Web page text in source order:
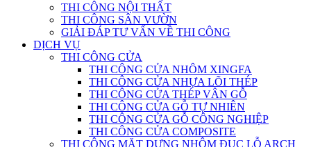
THI CÔNG NỘI THẤT
THI CÔNG SÂN VƯỜN
GIẢI ĐÁP TƯ VẤN VỀ THI CÔNG
DỊCH VỤ
THI CÔNG CỬA
THI CÔNG CỬA NHÔM XINGFA
THI CÔNG CỬA NHỰA LÕI THÉP
THI CÔNG CỬA THÉP VÂN GỖ
THI CÔNG CỬA GỖ TỰ NHIÊN
THI CÔNG CỬA GỖ CÔNG NGHIỆP
THI CÔNG CỬA COMPOSITE
THI CÔNG MẶT DỰNG NHÔM ĐỤC LỖ ARCH